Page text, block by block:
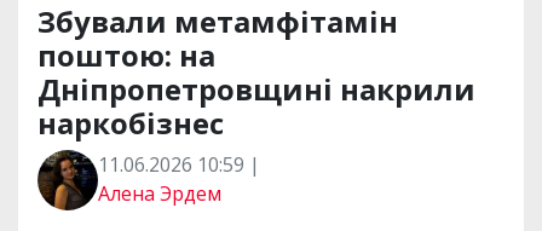
Збували метамфітамін
поштою: на
Дніпропетровщині накрили
наркобізнес
11.06.2026 10:59 |
Алена Эрдем